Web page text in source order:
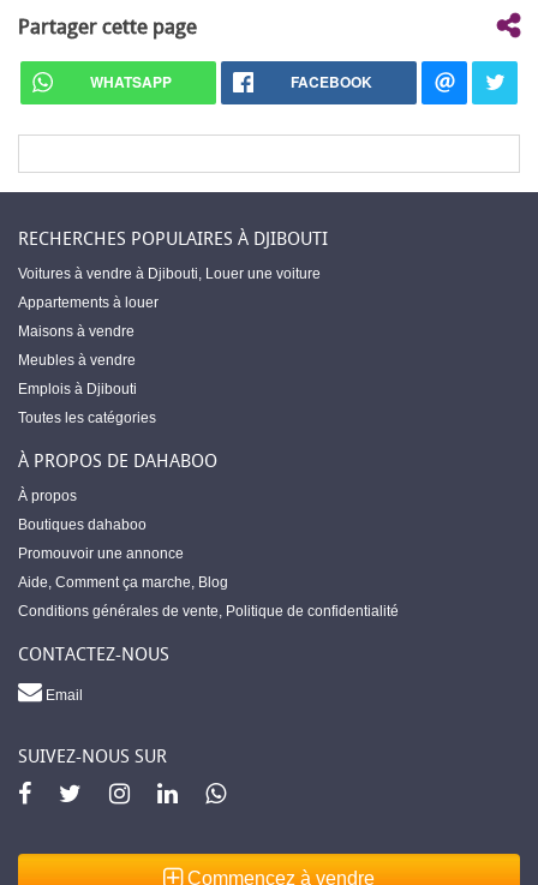
Partager cette page
WHATSAPP FACEBOOK
RECHERCHES POPULAIRES À DJIBOUTI
Voitures à vendre à Djibouti, Louer une voiture
Appartements à louer
Maisons à vendre
Meubles à vendre
Emplois à Djibouti
Toutes les catégories
À PROPOS DE DAHABOO
À propos
Boutiques dahaboo
Promouvoir une annonce
Aide, Comment ça marche, Blog
Conditions générales de vente, Politique de confidentialité
CONTACTEZ-NOUS
Email
SUIVEZ-NOUS SUR
Commencez à vendre